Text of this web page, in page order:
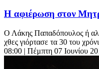
Η αφιέρωση στον
Ο Λάκης Παπαδόπουλος ή
χθες γιόρτασε τα 30 του
08:00 | Πέμπτη 07 Ιουνίου